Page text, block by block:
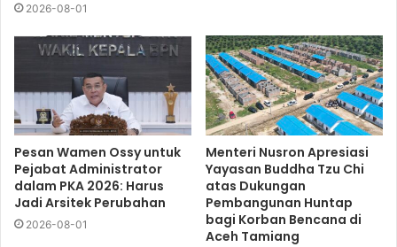
2026-08-01
Pesan Wamen Ossy untuk
Pejabat Administrator
dalam PKA 2026: Harus
Jadi Arsitek Perubahan
2026-08-01
Menteri Nusron Apresiasi
Yayasan Buddha Tzu Chi
atas Dukungan
Pembangunan Huntap
bagi Korban Bencana di
Aceh Tamiang